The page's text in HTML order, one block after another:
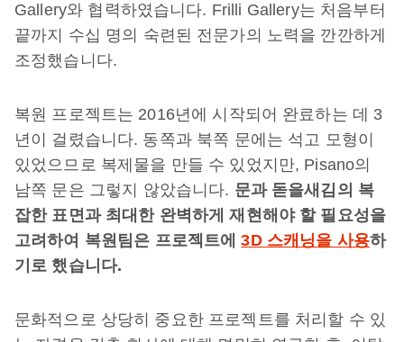
Gallery와 협력하였습니다. Frilli Gallery는 처음부터
끝까지 수십 명의 숙련된 전문가의 노력을 깐깐하게
조정했습니다.
복원 프로젝트는 2016년에 시작되어 완료하는 데 3
년이 걸렸습니다. 동쪽과 북쪽 문에는 석고 모형이
있었으므로 복제물을 만들 수 있었지만, Pisano의
남쪽 문은 그렇지 않았습니다. 문과 돋을새김의 복
잡한 표면과 최대한 완벽하게재현해야 할 필요성을
고려하여 복원팀은 프로젝트에3D 스캐닝을 사용하
기로 했습니다.
문화적으로 상당히 중요한 프로젝트를 처리할 수 있